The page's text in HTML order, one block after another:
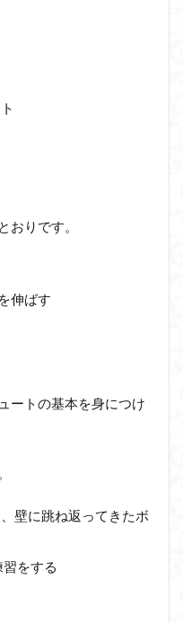
おりです。
伸ばす
ートの基本を身につけ
壁に跳ね返ってきたボ
をする